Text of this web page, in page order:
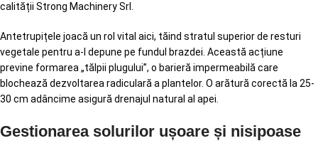
calității Strong Machinery Srl.
Antetrupițele joacă un rol vital aici, tăind stratul superior de resturi
vegetale pentru a-l depune pe fundul brazdei. Această acțiune
previne formarea „tălpii plugului”, o barieră impermeabilă care
blochează dezvoltarea radiculară a plantelor. O arătură corectă la 25-
30 cm adâncime asigură drenajul natural al apei.
Gestionarea solurilor ușoare și nisipoase